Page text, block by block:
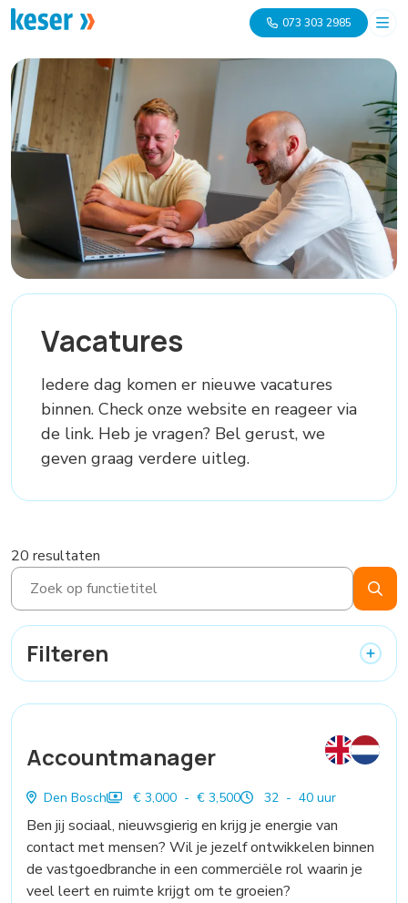
073 303 2985
Vacatures
Iedere dag komen er nieuwe vacatures
binnen. Check onze website en reageer via
de link. Heb je vragen? Bel gerust, we
geven graag verdere uitleg.
20 resultaten
Filteren
Accountmanager
Den Bosch € 3,000 - € 3,500 32 - 40 uur
Ben jij sociaal, nieuwsgierig en krijg je energie van
contact met mensen? Wil je jezelf ontwikkelen binnen
de vastgoedbranche in een commerciële rol waarin je
veel leert en ruimte krijgt om te groeien?